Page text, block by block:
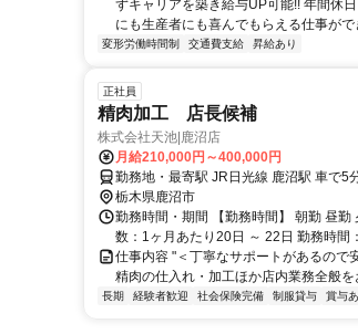
ずキャリアを築き給与UP可能!! 年間休
にも生産者にも喜んでもらえる仕事がで
変形労働時間制 交通費支給 昇給あり
正社員
精肉加工 店長候補
株式会社天池|鹿沼店
月給210,000円～400,000円
勤務地・最寄駅 JR日光線 鹿沼駅 車で5
栃木県鹿沼市
勤務時間・期間 【勤務時間】 朝勤 昼
数：1ヶ月あたり20日 ～ 22日 勤務時
仕事内容 "＜丁寧なサポートがあるので
精肉の仕入れ・加工ほか店内業務全般
長期 経験者歓迎 社会保険完備 制服貸与 賞与